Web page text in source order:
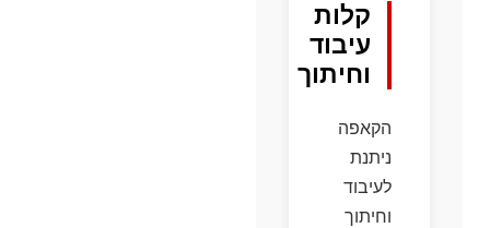
content
קלות
עיבוד
וחיתוך
הקאפה
ניתנת
לעיבוד
וחיתוך